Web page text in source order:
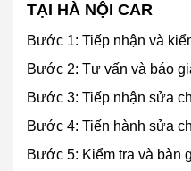
TẠI HÀ NỘI CAR
Bước 1: Tiếp nhận và
Bước 2: Tư vấn và báo
Bước 3: Tiếp nhận sửa
Bước 4: Tiến hành sửa
Bước 5: Kiểm tra và bàn